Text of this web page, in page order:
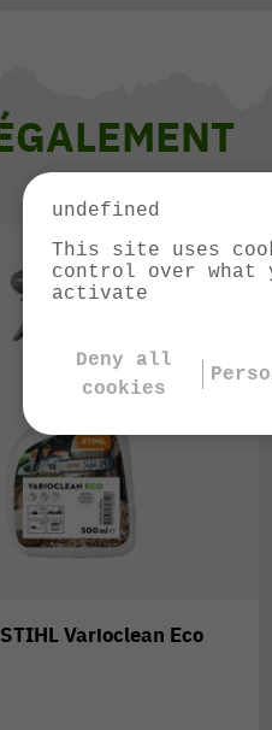
Varioclean Eco
undefined
This site uses
control over what
activate
Deny all
cookies